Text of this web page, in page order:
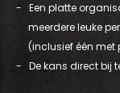
Een platte
meerdere leuke
(inclusief één met
De kans direct bij